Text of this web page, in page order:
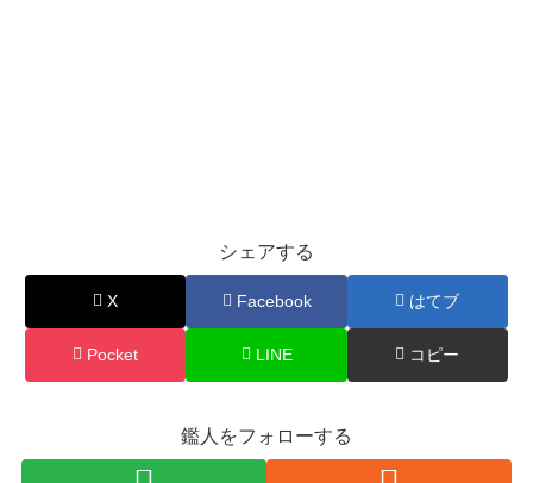
シェアする
X Facebook はてブ
Pocket LINE コピー
鑑人をフォローする